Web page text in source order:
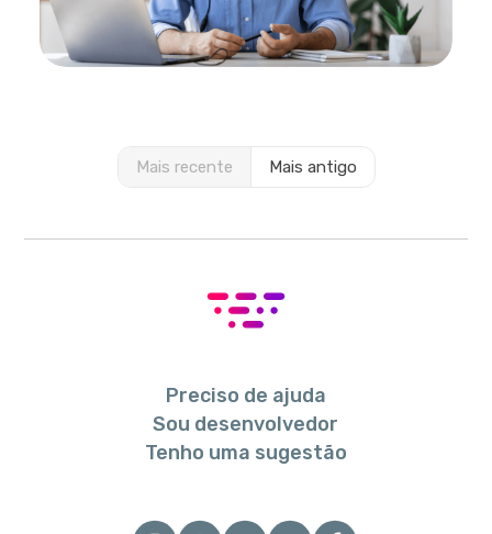
Mais recente Mais antigo
Preciso de ajuda
Sou desenvolvedor
Tenho uma sugestão